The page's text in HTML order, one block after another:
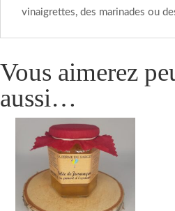
vinaigrettes, des marinades ou
Vous aimerez
aussi…